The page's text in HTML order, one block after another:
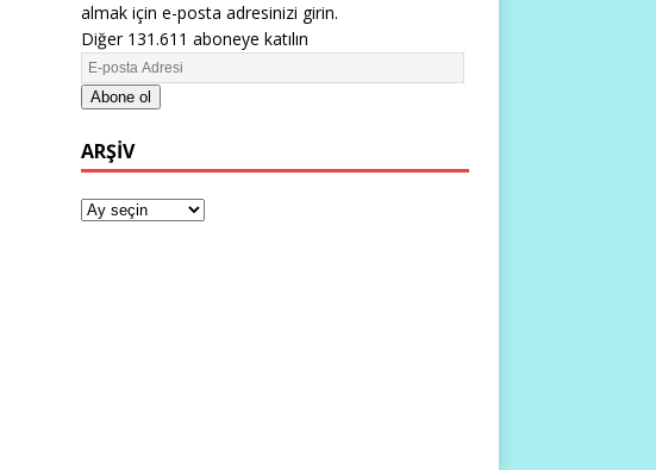
almak için e-posta adresinizi girin.
Diğer 131.611 aboneye katılın
Abone ol
ARŞIV